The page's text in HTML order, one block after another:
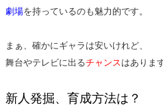
劇場を持っているのも魅力的です。
まぁ、確かにギャラは安いけれど、
舞台やテレビに出るチャンスはありま
新人発掘、育成方法は？